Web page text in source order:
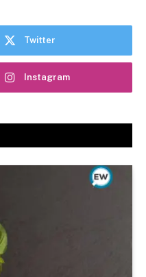
Twitter
Instagram